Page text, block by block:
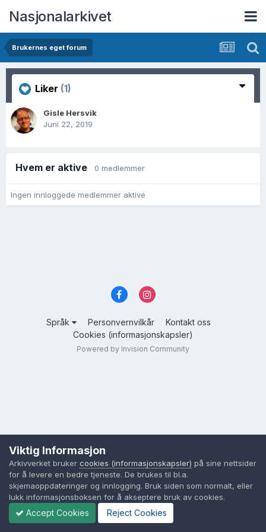
Nasjonalarkivet
Brukernes eget forum
Liker (1)
Gisle Hersvik
Juni 22, 2019
Hvem er aktive 0 medlemmer
Ingen innloggede medlemmer aktive
Språk Personvernvilkår
Kontakt oss
Cookies (informasjonskapsler)
Powered by Invision Community
Viktig Informasjon
Arkivverket bruker cookies (informasjonskapsler) på sine nettsider
for å levere en bedre tjeneste. De brukes til bl.a.
skjemaoppdateringer og innlogging. Bruk siden som normalt, eller
lukk informasjonsboksen for å akseptere bruk av cookies.
Accept Cookies Reject Cookies